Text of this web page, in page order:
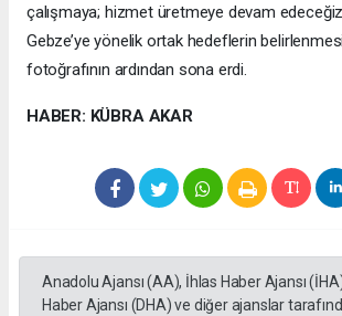
çalışmaya; hizmet üretmeye devam
Gebze’ye yönelik ortak hedeflerin
fotoğrafının ardından sona erdi.
HABER: KÜBRA AKAR
Anadolu Ajansı (AA), İhlas Haber Ajansı
Haber Ajansı (DHA) ve diğer ajanslar